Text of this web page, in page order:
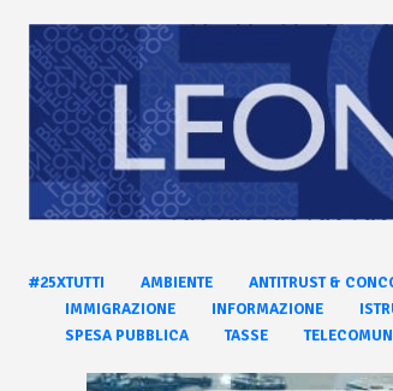
#25XTUTTI AMBIENTE ANTITRUST &
IMMIGRAZIONE
INFORMAZIONE
SPESA PUBBLICA
TASSE